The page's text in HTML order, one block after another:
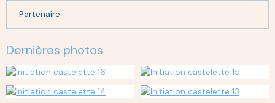
Partenaire
Dernières photos